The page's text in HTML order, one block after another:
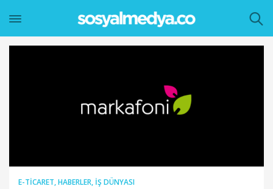
E-TICARET,HABERLER, İŞ DÜNYASI